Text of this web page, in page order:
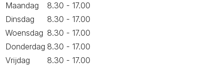
Maandag
8.30 - 17.00
Dinsdag
8.30 - 17.00
Woensdag 8.30 - 17.00
Donderdag 8.30 - 17.00
Vrijdag
8.30 - 17.00